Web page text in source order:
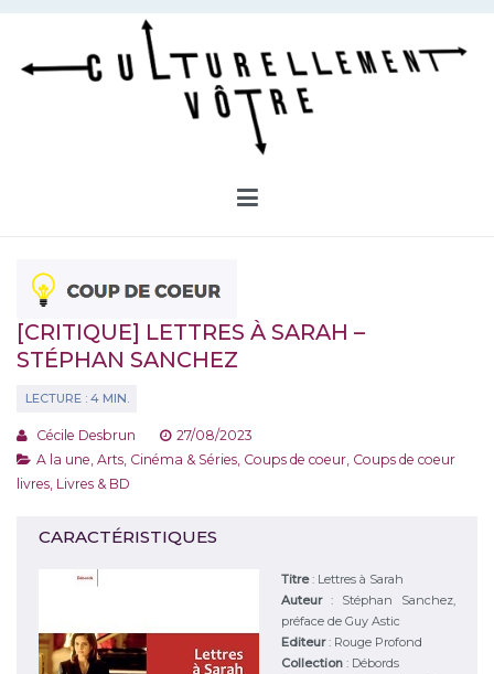
Aller
contenu
[CRITIQUE] LETTRES À SARAH –
STÉPHAN SANCHEZ
Cécile Desbrun
27/08/2023
A la une Arts, Cinéma & Séries Coups de coeur Coups de coeur
livres Livres & BD
CARACTÉRISTIQUES
Titre: Lettres à Sarah
Auteur : Stéphan Sanchez,
préface de Guy Astic
Editeur: Rouge Profond
Collection : Débords